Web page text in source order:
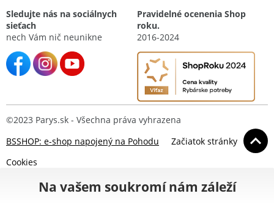
Sledujte nás na sociálnych
sieťach
nech Vám nič neunikne
Pravidelné ocenenia Shop
roku.
2016-2024
©2023 Parys.sk - Všechna práva vyhrazena
BSSHOP: e-shop napojený na Pohodu
Začiatok stránky
Cookies
Na vašem soukromí nám záleží